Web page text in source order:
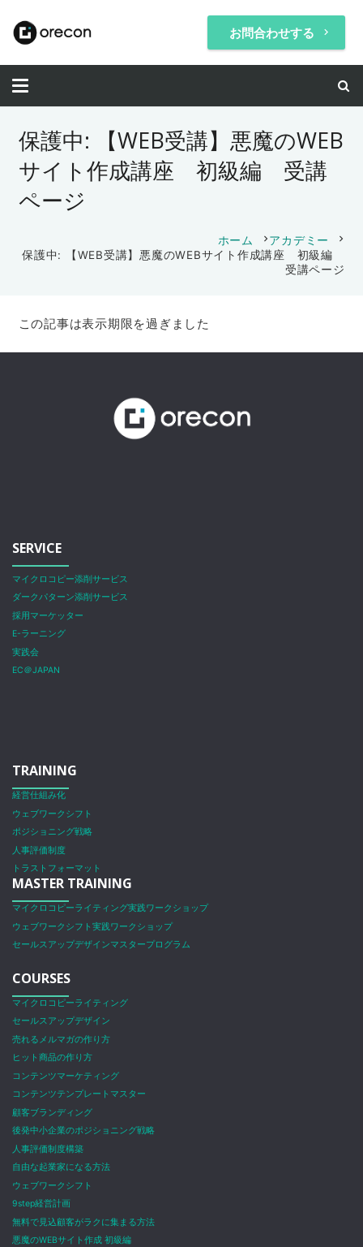
お問合わせする
保護中: 【WEB受講】悪魔のWEB
サイト作成講座 初級編 受講
ページ
ホーム アカデミー
保護中: 【WEB受講】悪魔のWEBサイト作成講座 初級編
受講ページ
この記事は表示期限を過ぎました
SERVICE
マイクロコピー添削サービス
ダークパターン添削サービス
採用マーケッター
E-ラーニング
実践会
EC＠JAPAN
TRAINING
経営仕組み化
ウェブワークシフト
ポジショニング戦略
人事評価制度
トラストフォーマット
MASTER TRAINING
マイクロコピーライティング実践ワークショップ
ウェブワークシフト実践ワークショップ
セールスアップデザインマスタープログラム
COURSES
マイクロコピーライティング
セールスアップデザイン
売れるメルマガの作り方
ヒット商品の作り方
コンテンツマーケティング
コンテンツテンプレートマスター
顧客ブランディング
後発中小企業のポジショニング戦略
人事評価制度構築
自由な起業家になる方法
ウェブワークシフト
9step経営計画
無料で見込顧客がラクに集まる方法
悪魔のWEBサイト作成 初級編